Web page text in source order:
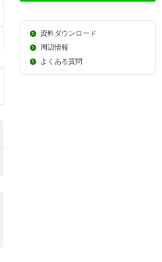
資料ダウンロード
周辺情報
よくある質問